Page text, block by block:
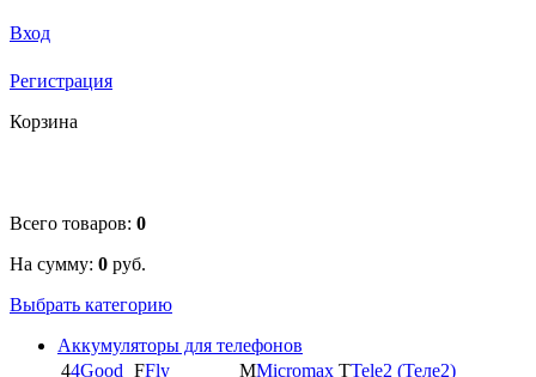
Вход
Регистрация
Корзина
Всего товаров: 0
На сумму: 0 руб.
Выбрать категорию
Аккумуляторы для телефонов
44Good FFly MMicromax TTele2 (Теле2)